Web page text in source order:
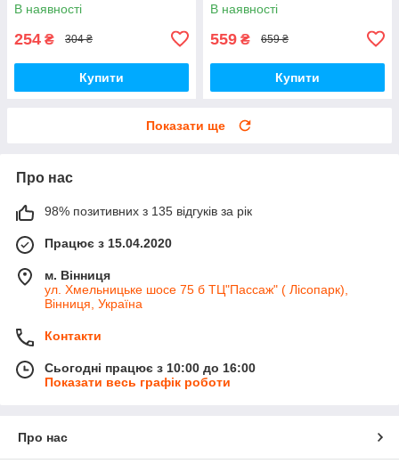
В наявності
254 ₴ 304 ₴
Купити
В наявності
559 ₴ 659 ₴
Купити
Показати ще
Про нас
98% позитивних з 135 відгуків за рік
Працює з 15.04.2020
м. Вінниця
ул. Хмельницьке шосе 75 б ТЦ"Пассаж" ( Лісопарк),
Вінниця, Україна
Контакти
Сьогодні працює з 10:00 до 16:00
Показати весь графік роботи
Про нас